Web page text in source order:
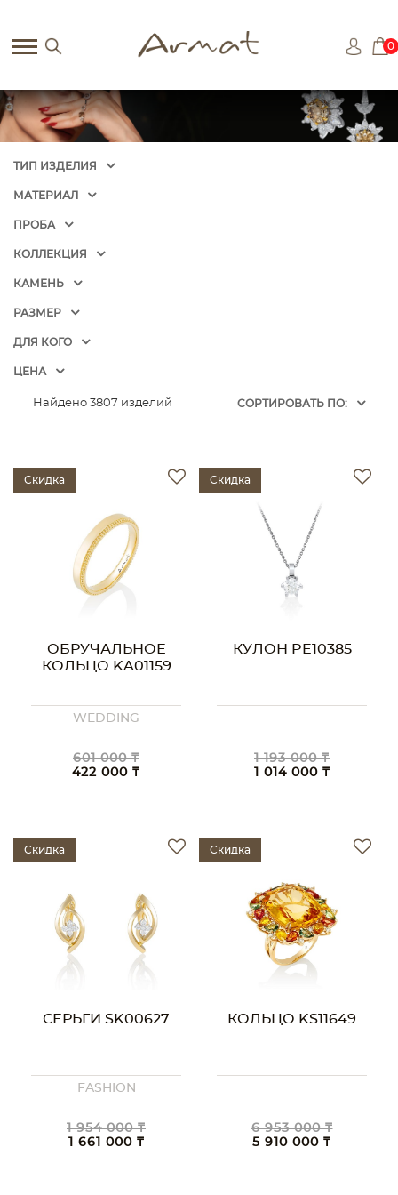
0
ТИП ИЗДЕЛИЯ
МАТЕРИАЛ
ПРОБА
КОЛЛЕКЦИЯ
КАМЕНЬ
РАЗМЕР
ДЛЯ КОГО
ЦЕНА
Найдено 3807 изделий CОРТИРОВАТЬ ПО:
Скидка
ОБРУЧАЛЬНОЕ
КОЛЬЦО KA01159
WEDDING
601 000 ₸
422 000 ₸
Скидка
КУЛОН PE10385
1 193 000 ₸
1 014 000 ₸
Скидка
СЕРЬГИ SK00627
FASHION
1 954 000 ₸
1 661 000 ₸
Скидка
КОЛЬЦО KS11649
6 953 000 ₸
5 910 000 ₸